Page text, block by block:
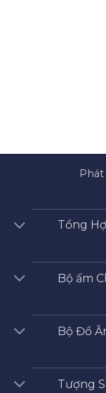
Tổng
Bộ ấm
Bộ Đồ
Tượng